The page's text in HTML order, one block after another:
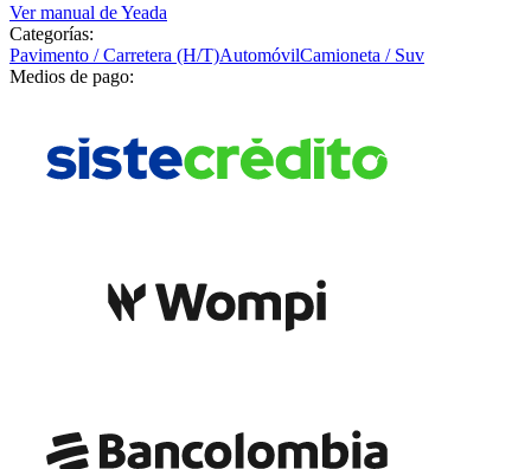
Ver manual deYeada
Categorías:
Pavimento / Carretera (H/T)AutomóvilCamioneta / Suv
Medios de pago: